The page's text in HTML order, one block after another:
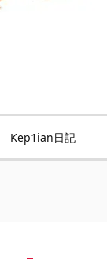
Kep1ian日記